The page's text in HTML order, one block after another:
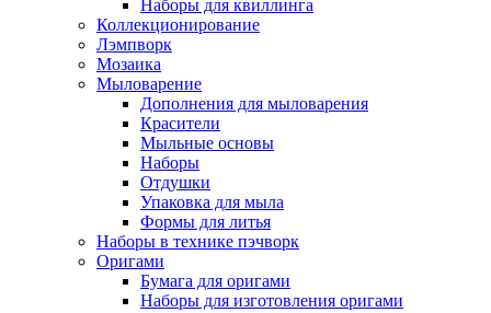
Наборы для квиллинга
Коллекционирование
Лэмпворк
Мозаика
Мыловарение
Дополнения для мыловарения
Красители
Мыльные основы
Наборы
Отдушки
Упаковка для мыла
Формы для литья
Наборы в технике пэчворк
Оригами
Бумага для оригами
Наборы для изготовления оригами